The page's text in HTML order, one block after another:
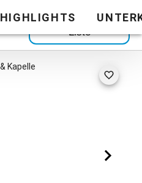
Zurück zur
Liste
HIGHLIGHTS